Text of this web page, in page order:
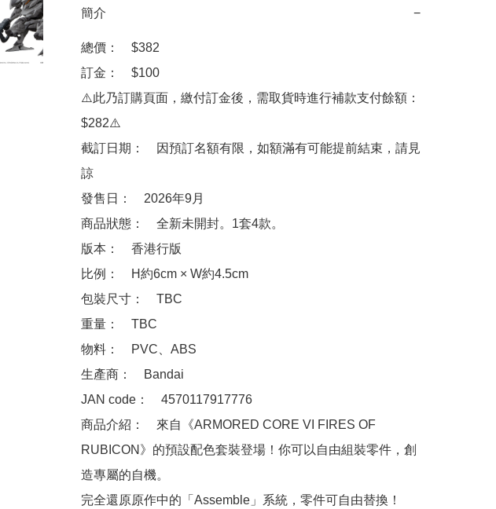
簡介 −
總價：　$382
訂金：　$100
⚠️此乃訂購頁面，繳付訂金後，需取貨時進行補款支付餘額：
$282⚠️
截訂日期：　因預訂名額有限，如額滿有可能提前結束，請見
諒
發售日：　2026年9月
商品狀態：　全新未開封。1套4款。
版本：　香港行版
比例：　H約6cm × W約4.5cm
包裝尺寸：　TBC
重量：　TBC
物料：　PVC、ABS
生產商：　Bandai
JAN code：　4570117917776
商品介紹：　來自《ARMORED CORE VI FIRES OF
RUBICON》的預設配色套裝登場！你可以自由組裝零件，創
造專屬的自機。
完全還原原作中的「Assemble」系統，零件可自由替換！